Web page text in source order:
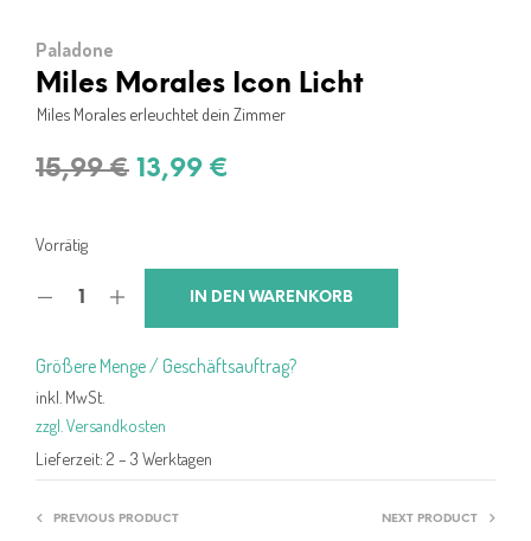
Paladone
Miles Morales Icon Licht
Miles Morales erleuchtet dein Zimmer
15,99€ Ursprünglicher
15,99 €
13,99 €
13,99 €.
Vorrätig
IN DEN WARENKORB
Größere Menge / Geschäftsauftrag?
inkl. MwSt.
zzgl. Versandkosten
Lieferzeit: 2 – 3 Werktagen
PREVIOUS PRODUCT NEXT PRODUCT